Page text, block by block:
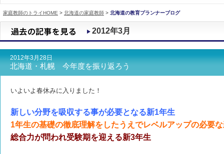
都道府県別情報
合格体験談
キャンペーン情報
家庭教師のトライHOME > 北海道の家庭教師 > 北海道の教育プランナーブログ
2012年3月
2012年3月28日
北海道・札幌 今年度を振り返ろう
いよいよ春休みに入りました！
新しい分野を吸収する事が必要となる新1年生
1年生の基礎の徹底理解をしたうえでレベルアップの必要
総合力が問われ受験期を迎える新3年生